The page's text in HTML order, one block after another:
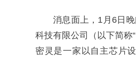
消息面上，1月6日
科技有限公司（以下简称
密灵是一家以自主芯片